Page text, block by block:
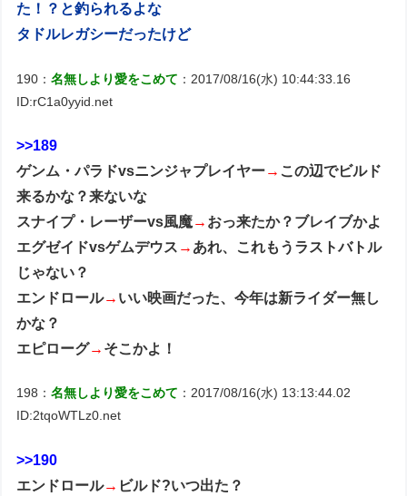
た！？と釣られるよな
タドルレガシーだったけど
190：名無しより愛をこめて ：2017/08/16(水) 10:44:33.16
ID:rC1a0yyid.net
>>189
ゲンム・パラドvsニンジャプレイヤー→ この辺でビルド
来るかな？来ないな
スナイプ・レーザーvs風魔→ おっ来たか？ブレイブかよ
エグゼイドvsゲムデウス → あれ、これもうラストバトル
じゃない？
エンドロール→ いい映画だった、今年は新ライダー無し
かな？
エピローグ→ そこかよ！
198：名無しより愛をこめて ：2017/08/16(水) 13:13:44.02
ID:2tqoWTLz0.net
>>190
エンドロール→ ビルド?いつ出た？